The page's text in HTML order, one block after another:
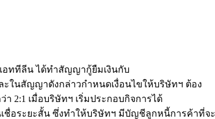
อททีลีน ได้ทำสัญญากู้ยืมเงินกับ
ะในสัญญาดังกล่าวกำหนดเงื่อนไขให้บริษัทฯ ต้อง
2:1 เมื่อบริษัทฯ เริ่มประกอบกิจการได้
อระยะสั้น ซึ่งทำให้บริษัทฯ มีบัญชีลูกหนี้การค้าที่จะ